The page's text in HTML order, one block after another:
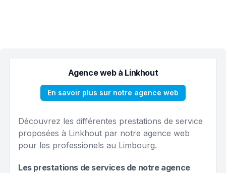
Agence web à Linkhout
En savoir plus sur notre agence web
Découvrez les différentes prestations de service
proposées à Linkhout par notre agence web
pour les professionels au Limbourg.
Les prestations de services de notre agence